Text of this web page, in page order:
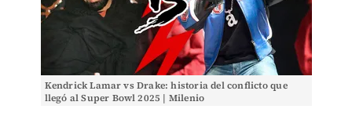
Kendrick Lamar vs Drake: historia del conflicto que
llegó al Super Bowl 2025 | Milenio